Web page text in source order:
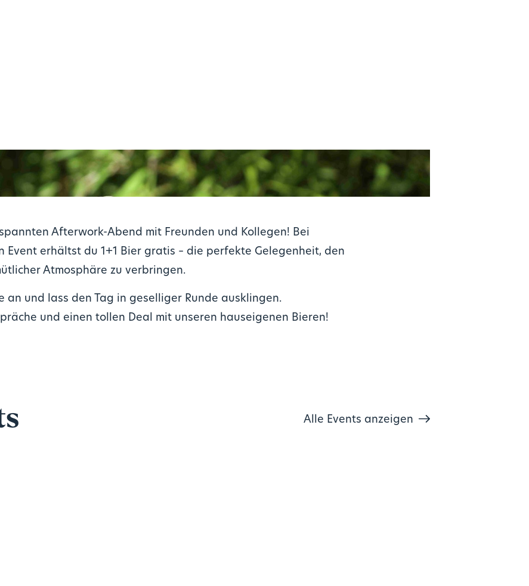
Afterwork-Abend mit Freunden und Kollegen! Bei
Event erhältst du 1+1 Bier gratis – die perfekte Gelegenheit, den
Atmosphäre zu verbringen.
an und lass den Tag in geselliger Runde ausklingen.
und einen tollen Deal mit unseren hauseigenen Bieren!
Alle Events anzeigen